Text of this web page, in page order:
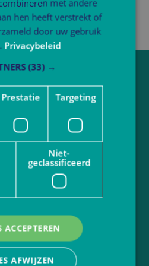
bij Atlant?
met andere
hen heeft verstrekt of
door uw gebruik
Privacybeleid
(33) →
Prestatie Targeting
Niet-
geclassificeerd
ACCEPTEREN
AFWIJZEN